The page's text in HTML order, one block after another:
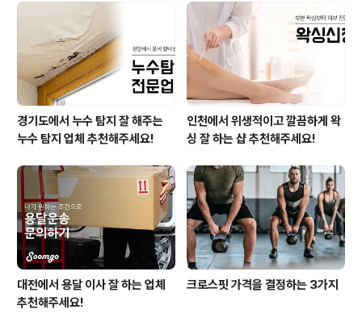
경기도에서 누수 탐지 잘 해주는
누수 탐지 업체 추천해주세요!
인천에서 위생적이고 깔끔하게 왁
싱 잘 하는 샵 추천해주세요!
대전에서 용달 이사 잘 하는 업체
추천해주세요!
크로스핏 가격을 결정하는 3가지